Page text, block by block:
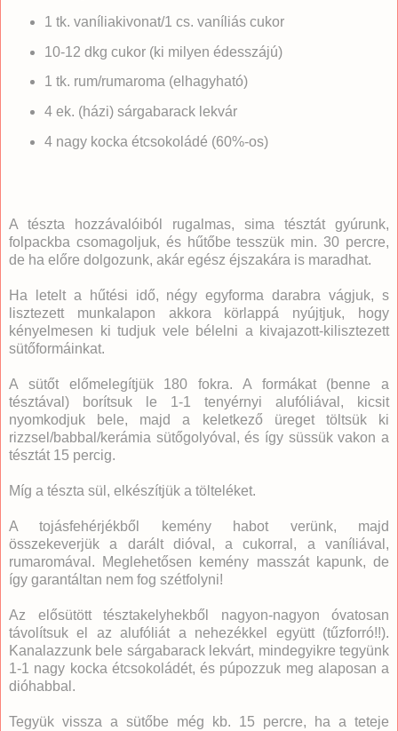
1 tk. vaníliakivonat/1 cs. vaníliás cukor
10-12 dkg cukor (ki milyen édesszájú)
1 tk. rum/rumaroma (elhagyható)
4 ek. (házi) sárgabarack lekvár
4 nagy kocka étcsokoládé (60%-os)
A tészta hozzávalóiból rugalmas, sima tésztát gyúrunk,
folpackba csomagoljuk, és hűtőbe tesszük min. 30 percre,
de ha előre dolgozunk, akár egész éjszakára is maradhat.
Ha letelt a hűtési idő, négy egyforma darabra vágjuk, s
lisztezett munkalapon akkora körlappá nyújtjuk, hogy
kényelmesen ki tudjuk vele bélelni a kivajazott-kilisztezett
sütőformáinkat.
A sütőt előmelegítjük 180 fokra. A formákat (benne a
tésztával) borítsuk le 1-1 tenyérnyi alufóliával, kicsit
nyomkodjuk bele, majd a keletkező üreget töltsük ki
rizzsel/babbal/kerámia sütőgolyóval, és így süssük vakon a
tésztát 15 percig.
Míg a tészta sül, elkészítjük a tölteléket.
A tojásfehérjékből kemény habot verünk, majd
összekeverjük a darált dióval, a cukorral, a vaníliával,
rumaromával. Meglehetősen kemény masszát kapunk, de
így garantáltan nem fog szétfolyni!
Az elősütött tésztakelyhekből nagyon-nagyon óvatosan
távolítsuk el az alufóliát a nehezékkel együtt (tűzforró!!).
Kanalazzunk bele sárgabarack lekvárt, mindegyikre tegyünk
1-1 nagy kocka étcsokoládét, és púpozzuk meg alaposan a
dióhabbal.
Tegyük vissza a sütőbe még kb. 15 percre, ha a teteje